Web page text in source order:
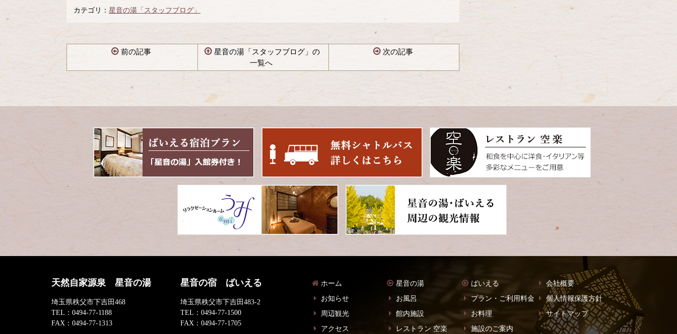
カテゴリ： 星音の湯「スタッフブログ」
前の記事
星音の湯「スタッフブログ」の
一覧へ
次の記事
ン
の
天然自家源泉 星音の湯
埼玉県秩父市下吉田468
TEL： 0494-77-1188
FAX： 0494-77-1313
星音の宿 ばいえる
埼玉県秩父市下吉田483-2
TEL：0494-77-1500
FAX：0494-77-1705
ホーム
お知らせ
周辺観光
アクセス
星音の湯
お風呂
館内施設
レストラン 空楽
ばいえる
プラン・ご利用料金
お料理
施設のご案内
会社概要
個人情報保護方針
サイトマップ